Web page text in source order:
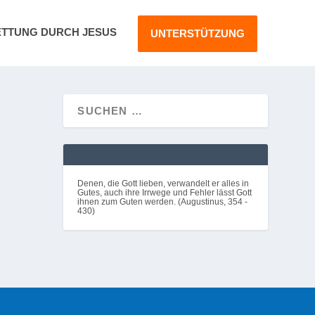
DURCH JESUS UNTERSTÜTZUNG
Denen, die Gott lieben, verwandelt er alles in
Gutes, auch ihre Irrwege und Fehler lässt Gott
ihnen zum Guten werden. (Augustinus, 354 -
430)